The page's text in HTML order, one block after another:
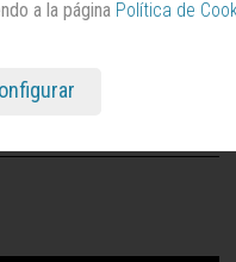
a la página Política de